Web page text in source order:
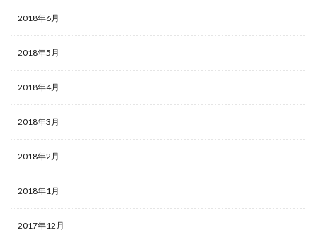
2018年6月
2018年5月
2018年4月
2018年3月
2018年2月
2018年1月
2017年12月